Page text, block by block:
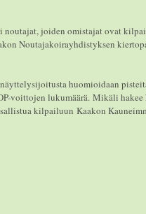
joiden omistajat ovat
Noutajakoirayhdistyksen
huomioidaan
voittojen lukumäärä. Mikäli
kilpailuun Kaakon